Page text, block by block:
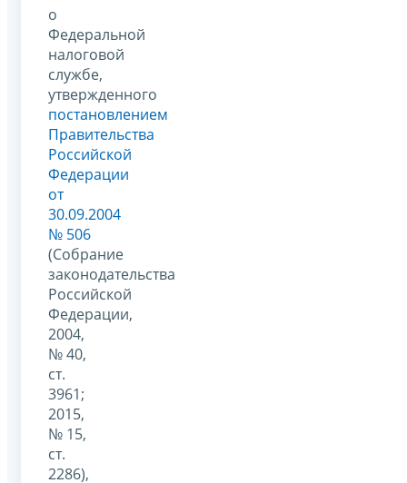
о
Федеральной
налоговой
службе,
утвержденного
постановлением
Правительства
Российской
Федерации
от
30.09.2004
№ 506
(Собрание
законодательства
Российской
Федерации,
2004,
№ 40,
ст.
3961;
2015,
№ 15,
ст.
2286),